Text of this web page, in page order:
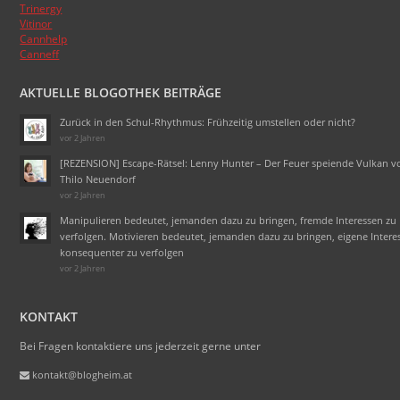
Trinergy
Vitinor
Cannhelp
Canneff
AKTUELLE BLOGOTHEK BEITRÄGE
Zurück in den Schul-Rhythmus: Frühzeitig umstellen oder nicht?
vor 2 Jahren
[REZENSION] Escape-Rätsel: Lenny Hunter – Der Feuer speiende Vulkan
Thilo Neuendorf
vor 2 Jahren
Manipulieren bedeutet, jemanden dazu zu bringen, fremde Interessen zu
verfolgen. Motivieren bedeutet, jemanden dazu zu bringen, eigene
konsequenter zu verfolgen
vor 2 Jahren
KONTAKT
Bei Fragen kontaktiere uns jederzeit gerne unter
kontakt@blogheim.at